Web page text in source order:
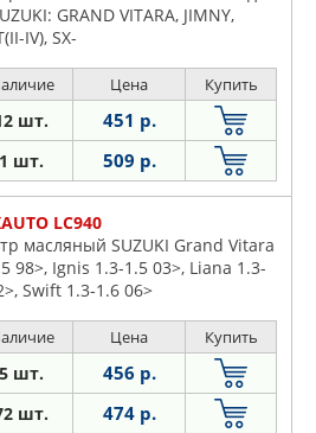
GRAND VITARA, JIMNY,
IV), SX-
Цена Купить
шт. 451 р.
1 шт. 509 р.
LC940
масляный SUZUKI Grand Vitara
98>, Ignis 1.3-1.5 03>, Liana 1.3-
Swift 1.3-1.6 06>
Цена Купить
5 шт. 456 р.
шт. 474 р.